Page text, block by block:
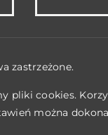
zastrzeżone.
pliki cookies.
można